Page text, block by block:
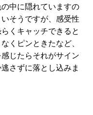
中に隠れていますの
そうですが、感受性
くキャッチできると
くピンときたなど、
じたらそれがサイン
さずに落とし込みま